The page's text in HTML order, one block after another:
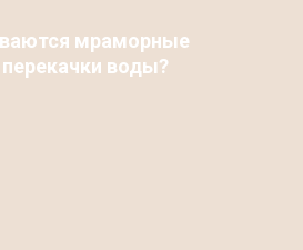
мраморные
воды?